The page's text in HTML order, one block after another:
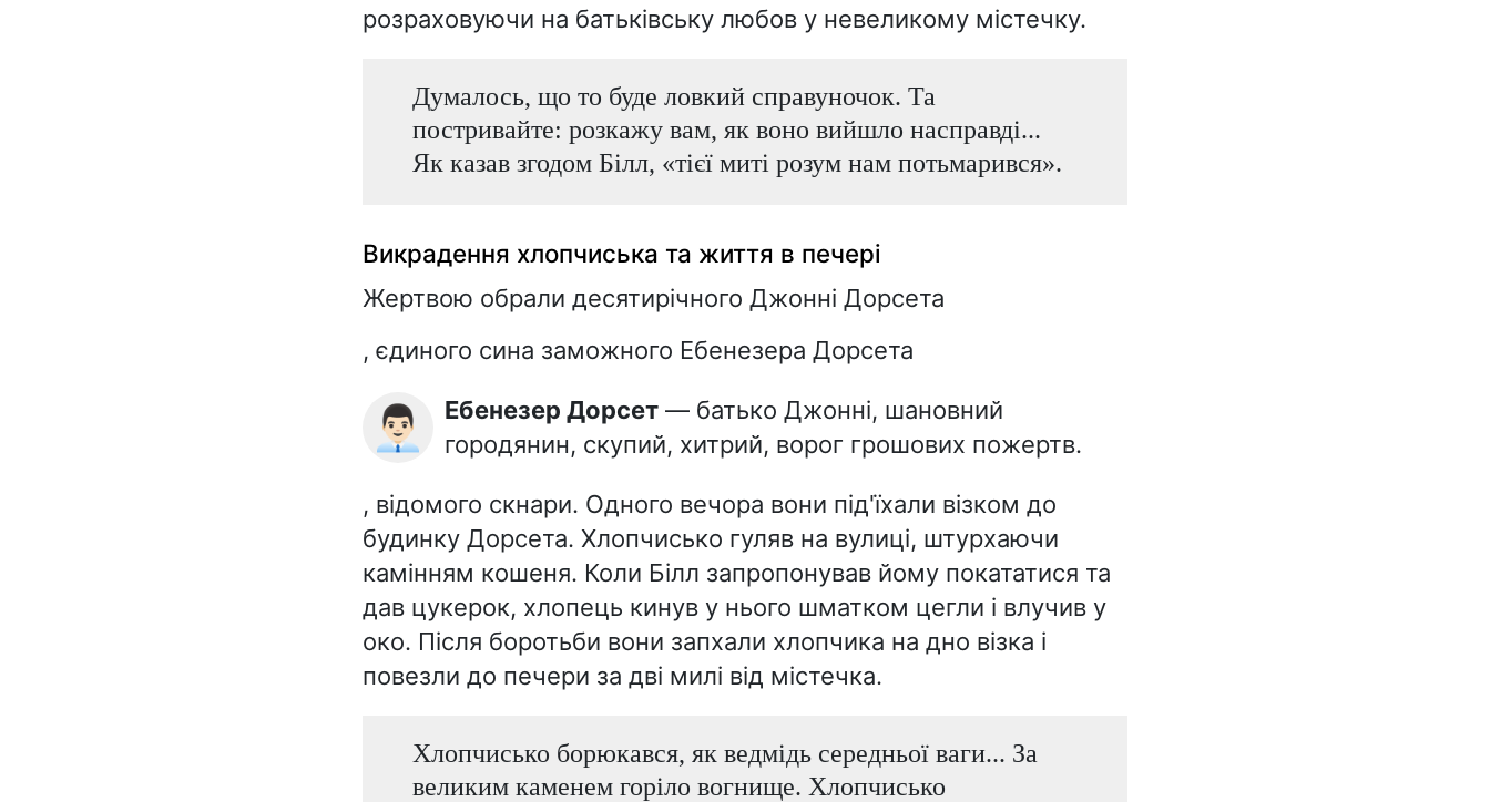
розраховуючи на батьківську любов у невеликому містечку.
Думалось, що то буде ловкий справуночок. Та
постривайте: розкажу вам, як воно вийшло насправді...
Як казав згодом Білл, «тієї миті розум нам потьмарився».
Викрадення хлопчиська та життя в печері
Жертвою обрали десятирічного Джонні Дорсета
, єдиного сина заможного Ебенезера Дорсета
👨🏻‍💼 Ебенезер Дорсет — батько Джонні, шановний
городянин, скупий, хитрий, ворог грошових пожертв.
, відомого скнари. Одного вечора вони під'їхали візком до
будинку Дорсета. Хлопчисько гуляв на вулиці, штурхаючи
камінням кошеня. Коли Білл запропонував йому покататися та
дав цукерок, хлопець кинув у нього шматком цегли і влучив у
око. Після боротьби вони запхали хлопчика на дно візка і
повезли до печери за дві милі від містечка.
Хлопчисько борюкався, як ведмідь середньої ваги... За
великим каменем горіло вогнище. Хлопчисько